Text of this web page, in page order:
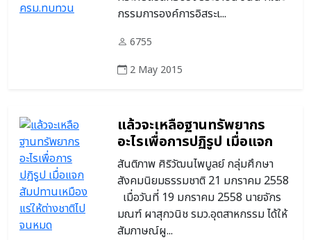
กรรมการองค์การอิสระเ...
6755
2 May 2015
แล้วจะเหลือฐานทรัพยากร
อะไรเพื่อการปฏิรูป เมื่อแจก
สัมปทานเหมืองแร่ให้ต่างชาติ
ไปจนหมด
สันติภาพ ศิริวัฒนไพบูลย์ กลุ่มศึกษา
สังคมนิยมธรรมชาติ 21 มกราคม 2558
เมื่อวันที่ 19 มกราคม 2558 นายจักร
มณฑ์ ผาสุกวนิช รมว.อุตสาหกรรม ได้ให้
สัมภาษณ์ผู...